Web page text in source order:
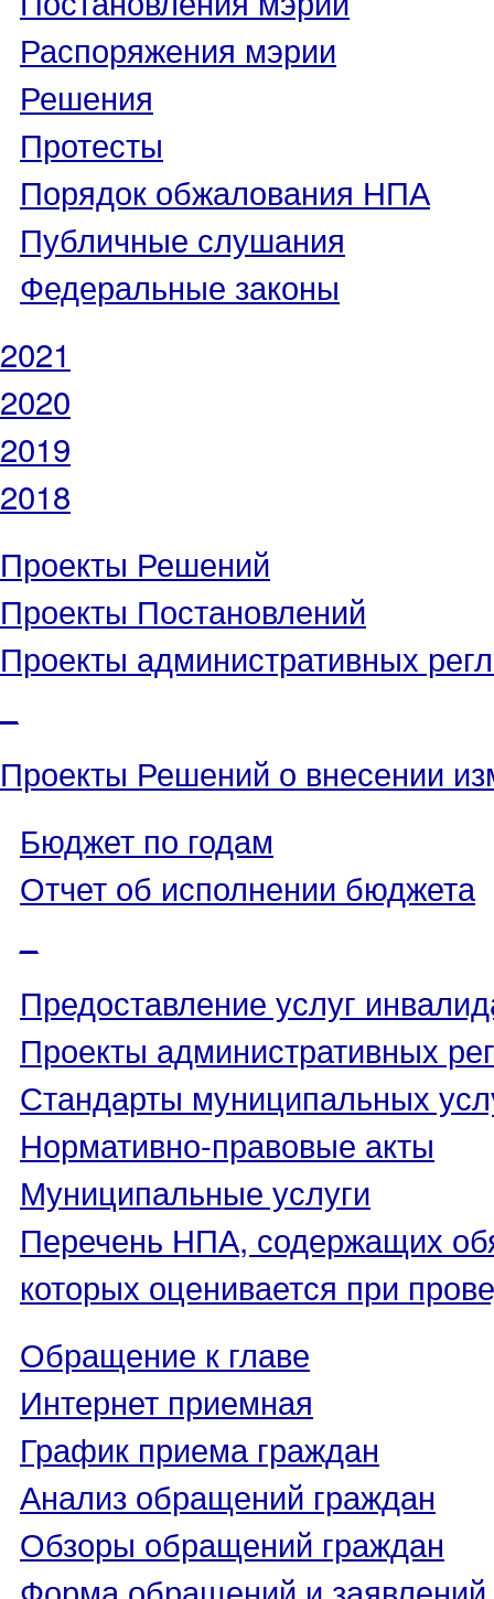
Распоряжения мэрии
Решения
Протесты
Порядок обжалования НПА
Публичные слушания
Федеральные законы
2021
2020
2019
2018
Проекты Решений
Проекты Постановлений
Проекты административных
Проекты Решений о внесении
Бюджет по годам
Отчет об исполнении бюджета
Предоставление услуг
Проекты административных
Стандарты муниципальных
Нормативно-правовые акты
Муниципальные услуги
Перечень НПА, содержащих
которых оценивается при
Обращение к главе
Интернет приемная
График приема граждан
Анализ обращений граждан
Обзоры обращений граждан